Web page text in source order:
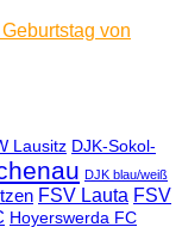
von
Lausitz DJK-Sokol-
DJK blau/weiß
FSV Lauta FSV
Hoyerswerda FC